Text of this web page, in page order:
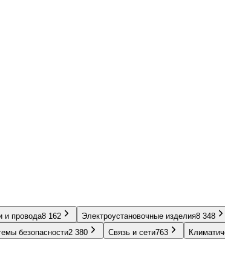
и провода8 162 Электроустановочные изделия8 348
безопасности2 380 Связь и сети763